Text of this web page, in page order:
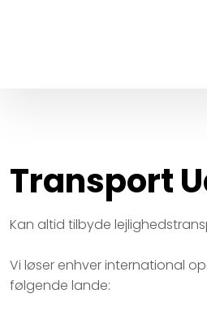
Transport
Kan altid tilbyde
Vi løser enhver international
følgende lande: